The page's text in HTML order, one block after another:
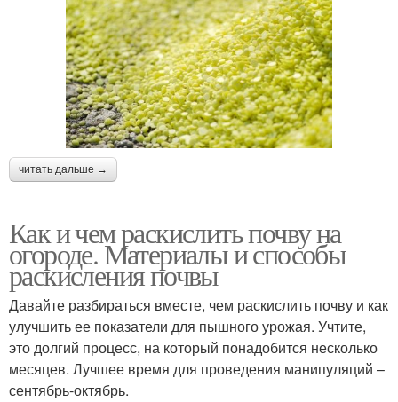
читать дальше →
Как и чем раскислить почву на
огороде. Материалы и способы
раскисления почвы
Давайте разбираться вместе, чем раскислить почву и как
улучшить ее показатели для пышного урожая. Учтите,
это долгий процесс, на который понадобится несколько
месяцев. Лучшее время для проведения манипуляций –
сентябрь-октябрь.